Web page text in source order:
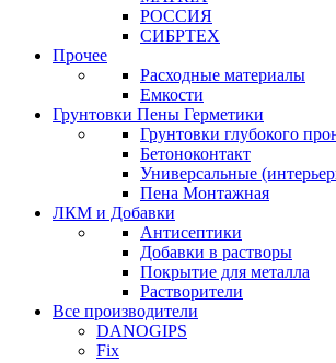
РОССИЯ
СИБРТЕХ
Прочее
Расходные материалы
Емкости
Грунтовки Пены Герметики
Грунтовки глубокого
Бетоноконтакт
Универсальные
Пена Монтажная
ЛКМ и Добавки
Антисептики
Добавки в растворы
Покрытие для металла
Растворители
Все производители
DANOGIPS
Fix